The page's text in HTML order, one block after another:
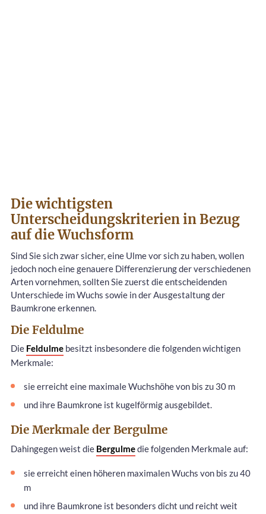
Die wichtigsten
Unterscheidungskriterien in Bezug
auf die Wuchsform
Sind Sie sich zwar sicher, eine Ulme vor sich zu haben, wollen
jedoch noch eine genauere Differenzierung der verschiedenen
Arten vornehmen, sollten Sie zuerst die entscheidenden
Unterschiede im Wuchs sowie in der Ausgestaltung der
Baumkrone erkennen.
Die Feldulme
Die Feldulme besitzt insbesondere die folgenden wichtigen
Merkmale:
sie erreicht eine maximale Wuchshöhe von bis zu 30 m
und ihre Baumkrone ist kugelförmig ausgebildet.
Die Merkmale der Bergulme
Dahingegen weist die Bergulmedie folgenden Merkmale auf:
sie erreicht einen höheren maximalen Wuchs von bis zu 40
m
und ihre Baumkrone ist besonders dicht und reicht weit